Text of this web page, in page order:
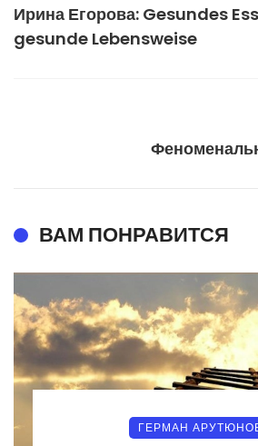
Ирина Егорова: Gesundes
gesunde Lebensweise
ВАМ ПОНРАВИТСЯ
ГЕРМАН